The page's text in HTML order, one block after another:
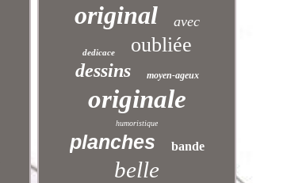
original avec
dedicace oubliée
dessins moyen-ageux
originale
humoristique
planches bande
belle